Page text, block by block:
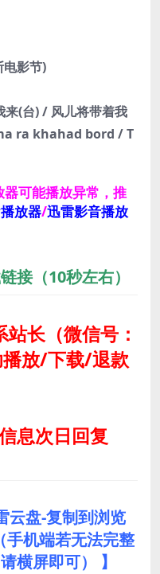
影节)
(台) / 风儿将带着我
ra khahad bord / T
器可能播放异常，推
放器/迅雷影音播放
接（10秒左右）
站长（微信号：
放/下载/退款
息次日回复
云盘-复制到浏览
机端若无法完整
横屏即可） 】